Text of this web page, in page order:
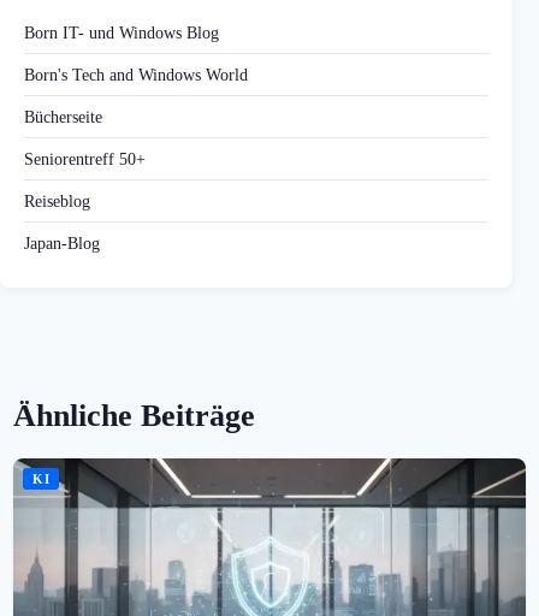
Born IT- und Windows Blog
Born's Tech and Windows World
Bücherseite
Seniorentreff 50+
Reiseblog
Japan-Blog
Ähnliche Beiträge
KI